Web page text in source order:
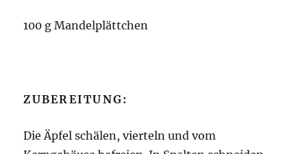
100 g Mandelplättchen
ZUBEREITUNG:
Die Äpfel schälen, vierteln und vom